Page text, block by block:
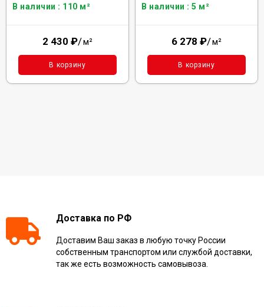
В наличии : 110 м²
2 430 ₽/м²
В корзину
В наличии : 5 м²
6 278 ₽/м²
В корзину
Доставка по РФ
Доставим Ваш заказ в любую точку России
собственным транспортом или службой доставки,
так же есть возможность самовывоза.